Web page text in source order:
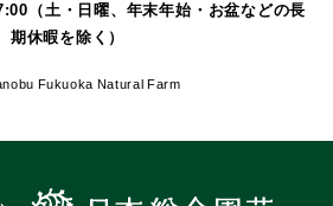
（土・日曜、年末年始・お盆などの長
期休暇を除く）
Fukuoka Natural Farm